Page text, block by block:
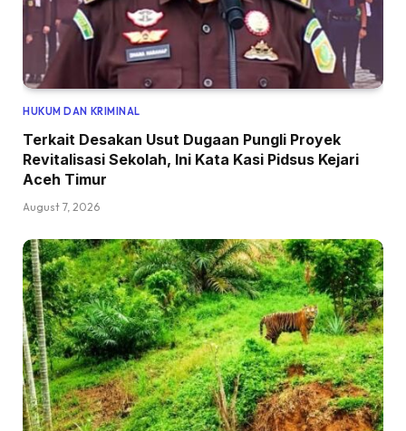
HUKUM DAN KRIMINAL
Terkait Desakan Usut Dugaan Pungli Proyek
Revitalisasi Sekolah, Ini Kata Kasi Pidsus Kejari
Aceh Timur
August 7, 2026